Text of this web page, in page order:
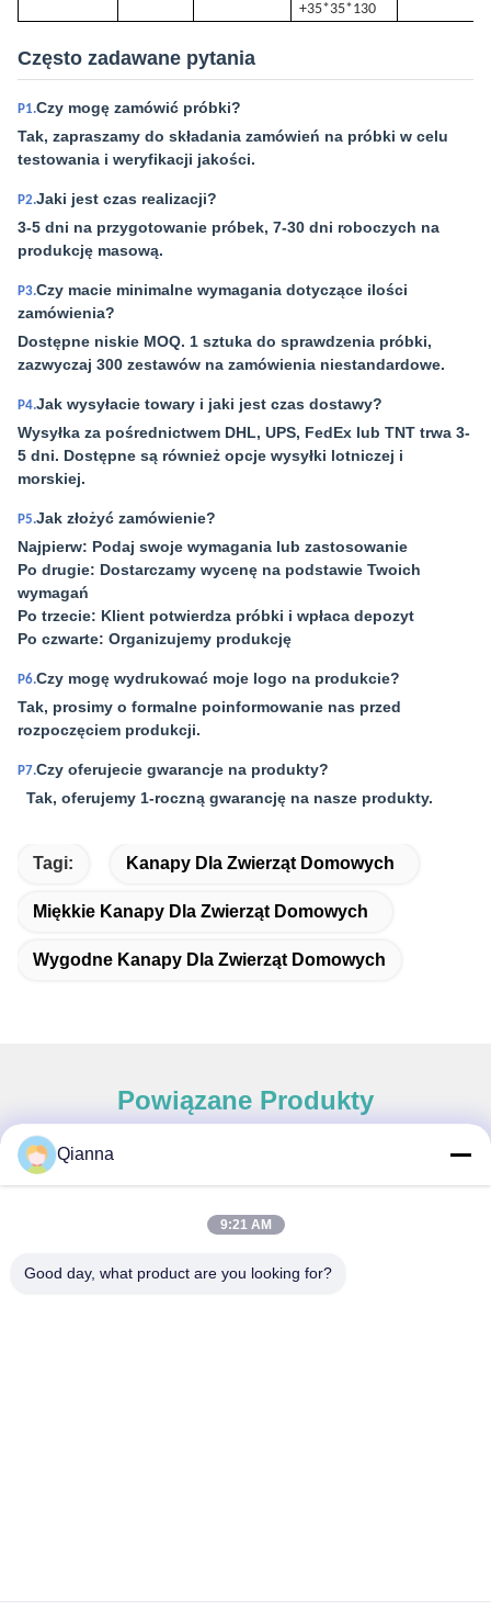
+35*35*130
Często zadawane pytania
P1.Czy mogę zamówić próbki?
Tak, zapraszamy do składania zamówień na próbki w celu
testowania i weryfikacji jakości.
P2.Jaki jest czas realizacji?
3-5 dni na przygotowanie próbek, 7-30 dni roboczych na
produkcję masową.
P3.Czy macie minimalne wymagania dotyczące ilości
zamówienia?
Dostępne niskie MOQ. 1 sztuka do sprawdzenia próbki,
zazwyczaj 300 zestawów na zamówienia niestandardowe.
P4.Jak wysyłacie towary i jaki jest czas dostawy?
Wysyłka za pośrednictwem DHL, UPS, FedEx lub TNT trwa 3-
5 dni. Dostępne są również opcje wysyłki lotniczej i
morskiej.
P5.Jak złożyć zamówienie?
Najpierw: Podaj swoje wymagania lub zastosowanie
Po drugie: Dostarczamy wycenę na podstawie Twoich
wymagań
Po trzecie: Klient potwierdza próbki i wpłaca depozyt
Po czwarte: Organizujemy produkcję
P6.Czy mogę wydrukować moje logo na produkcie?
Tak, prosimy o formalne poinformowanie nas przed
rozpoczęciem produkcji.
P7.Czy oferujecie gwarancje na produkty?
Tak, oferujemy 1-roczną gwarancję na nasze produkty.
Tagi: Kanapy Dla Zwierząt Domowych
Miękkie Kanapy Dla Zwierząt Domowych
Wygodne Kanapy Dla Zwierząt Domowych
Powiązane Produkty
Adres
Qianna
9:21 AM
Good day, what product are you looking for?